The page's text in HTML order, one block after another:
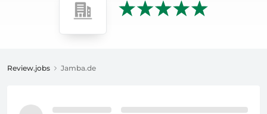
Review.jobs Jamba.de